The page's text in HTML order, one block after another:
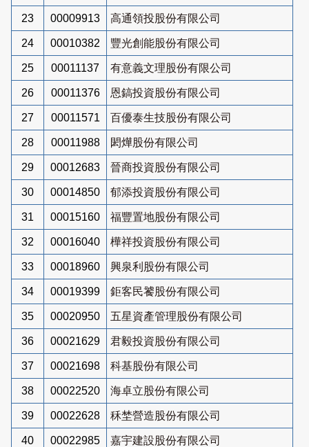
23 00009913 高通領投股份有限公司
24 00010382 豐光創能股份有限公司
25 00011137 有意義文理股份有限公司
26 00011376 恩鎬投資股份有限公司
27 00011571 百優泰生技股份有限公司
28 00011988 閎燁股份有限公司
29 00012683 晉商投資股份有限公司
30 00014850 郁添投資股份有限公司
31 00015160 福豐置地股份有限公司
32 00016040 樺祥投資股份有限公司
33 00018960 興泉利股份有限公司
34 00019399 鉅客民饕股份有限公司
35 00020950 五星資產管理股份有限公司
36 00021629 君毅投資股份有限公司
37 00021698 科基股份有限公司
38 00022520 海卓立股份有限公司
39 00022628 秝埜營造股份有限公司
40 00022985 嘉宇建設股份有限公司